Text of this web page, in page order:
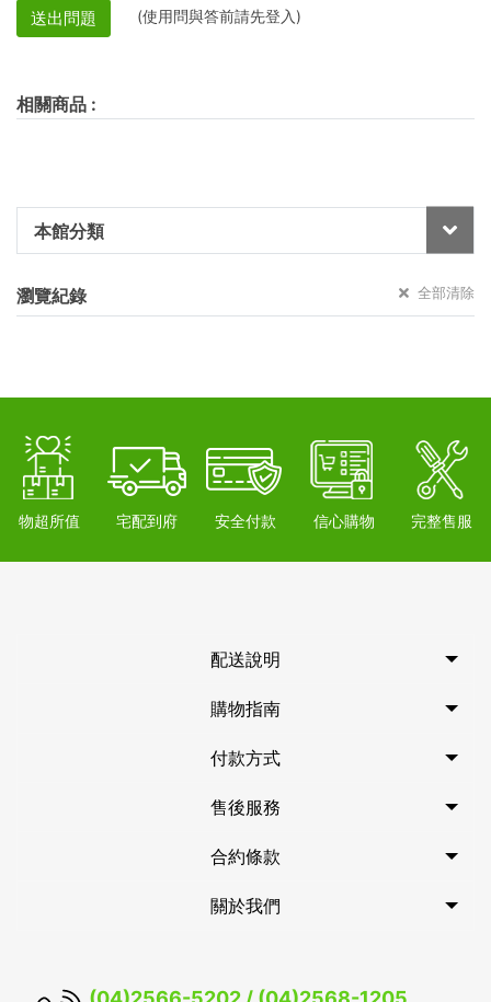
本館分類
瀏覽紀錄 全部清除
送出問題 (使用問與答前請先登入)
相關商品 :
物超所值 宅配到府 安全付款 信心購物 完整售服
配送說明
購物指南
付款方式
售後服務
合約條款
關於我們